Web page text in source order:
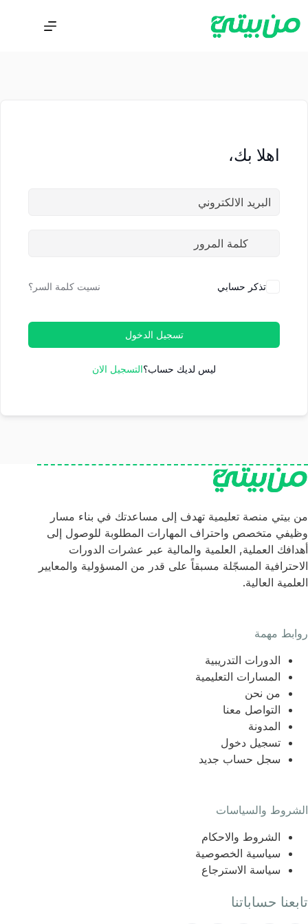
اهلا بك،
تذكر حسابي نسيت كلمة السر؟
تسجيل الدخول
ليس لديك حساب؟التسجيل الان
من بيتي منصة تعليمية تهدف إلى مساعدتك في بناء مسار
وظيفي متخصص واحتراف المهارات المطلوبة للوصول إلى
أهدافك العملية, العلمية والمالية عبر عشرات الدورات
الاحترافية المسجّلة مسبقاً على قدر من المسؤولية والمعايير
العلمية العالية.
روابط مهمة
الدورات التدريبية
المسارات التعليمية
من نحن
التواصل معنا
المدونة
تسجيل دخول
سجل حساب جديد
الشروط والسياسات
الشروط والاحكام
سياسية الخصوصية
سياسة الاسترجاع
تابعنا حساباتنا